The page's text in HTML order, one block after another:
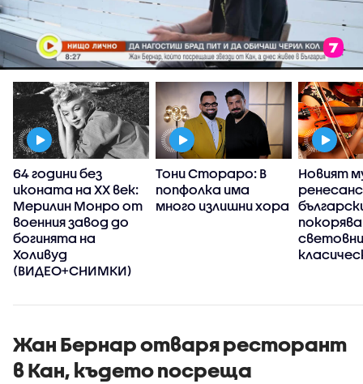
64 години без
иконата на XX век:
Мерилин Монро от
военния завод до
богинята на
Холивуд
(ВИДЕО+СНИМКИ)
Тони Стораро: В
попфолка има
много излишни хора
Новият
Жан Бернар отваря ресторант
в Кан, където посреща